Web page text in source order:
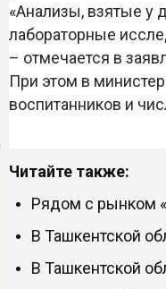
«Анализы, взятые у
лабораторные
– отмечается в
При этом в
воспитанников и
Читайте также:
Рядом с рынком
В Ташкентской
В Ташкентской